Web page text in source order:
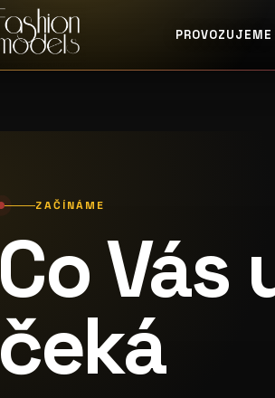
PROVOZUJEME
ZAČÍNÁME
Co Vás
čeká